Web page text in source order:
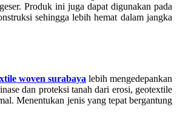
Produk ini juga dapat digunakan pada
sehingga lebih hemat dalam jangka
woven surabaya lebih mengedepankan
dan proteksi tanah dari erosi, geotextile
Menentukan jenis yang tepat bergantung